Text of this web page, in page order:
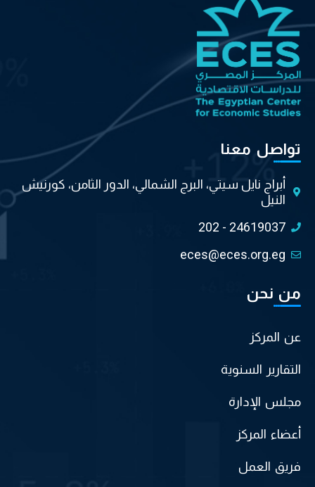
تواصل معنا
أبراج نايل سيتي، البرج الشمالي، الدور الثامن، كورنيش
النيل
202 - 24619037
eces@eces.org.eg
من نحن
عن المركز
التقارير السنوية
مجلس الإدارة
أعضاء المركز
فريق العمل